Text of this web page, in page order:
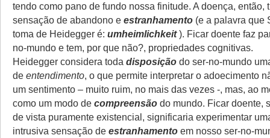
tendo como pano de fundo nossa finitude. A doença, então,
sensação de abandono e estranhamento (e a palavra que
toma de Heidegger é: umheimlichkeit). Ficar doente faz
no-mundo e tem, por que não?, propriedades cognitivas.
Heidegger considera toda disposição do ser-no-mundo
de entendimento, o que permite interpretar o adoecimento
um sentimento – muito ruim, no mais das vezes -, mas, ao
como um modo de compreensão do mundo. Ficar doente,
de vista puramente existencial, significaria experimentar
intrusiva sensação de estranhamento em nosso ser-no-